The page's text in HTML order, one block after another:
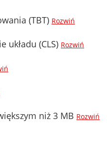
(TBT) Rozwiń
układu (CLS) Rozwiń
niż 3 MB Rozwiń